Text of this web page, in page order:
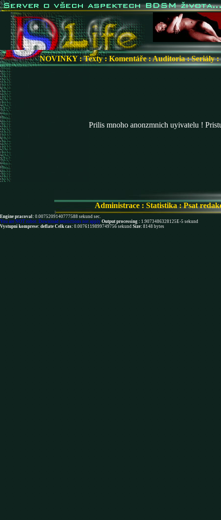
NOVINKY:Texty: Komentáře:Auditoria:Seriály:
Prilis mnoho anonzmnich uyivatelu !
Administrace : Statistika:Psat
Engine pracoval: 0.0075209140777588 sekund sec.
You are NOT robot. Download restrictions not apply Output processing : 1.9073486328125E-5 sekund
Vystupni komprese: deflate Celk cas: 0.0076119899749756 sekund Size: 8148 bytes